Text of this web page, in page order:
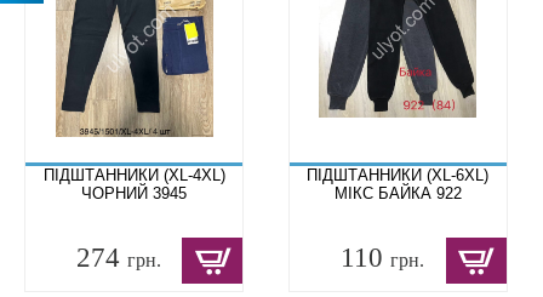
ПІДШТАННИКИ (XL-4XL)
ЧОРНИЙ 3945
274 грн.
ПІДШТАННИКИ (XL-6XL)
МІКС БАЙКА 922
110грн.